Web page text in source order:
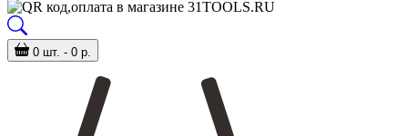
0 шт. - 0 р.